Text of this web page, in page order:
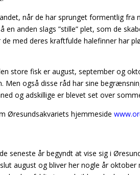
når de har sprunget formentlig
anden slags ”stille” plet, som de
med deres kraftfulde halefinner har
store fisk er august, september og
Men også disse råd har sine
og adskillige er blevet set over
Øresundsakvariets hjemmeside
seneste år begyndt at vise sig i
august og bliver her nogle år